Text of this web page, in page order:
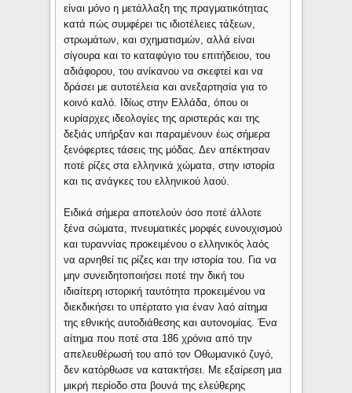
είναι μόνο η μετάλλαξη της πραγματικότητας
κατά πώς συμφέρει τις ιδιοτέλειες τάξεων,
στρωμάτων, και σχηματισμών, αλλά είναι
σίγουρα και το καταφύγιο του επιτήδειου, του
αδιάφορου, του ανίκανου να σκεφτεί και να
δράσει με αυτοτέλεια και ανεξαρτησία για το
κοινό καλό. Ιδίως στην Ελλάδα, όπου οι
κυρίαρχες ιδεολογίες της αριστεράς και της
δεξιάς υπήρξαν και παραμένουν έως σήμερα
ξενόφερτες τάσεις της μόδας. Δεν απέκτησαν
ποτέ ρίζες στα ελληνικά χώματα, στην ιστορία
και τις ανάγκες του ελληνικού λαού.
Ειδικά σήμερα αποτελούν όσο ποτέ άλλοτε
ξένα σώματα, πνευματικές μορφές ευνουχισμού
και τυραννίας προκειμένου ο ελληνικός λαός
να αρνηθεί τις ρίζες και την ιστορία του. Για να
μην συνειδητοποιήσει ποτέ την δική του
ιδιαίτερη ιστορική ταυτότητα προκειμένου να
διεκδικήσει το υπέρτατο για έναν λαό αίτημα
της εθνικής αυτοδιάθεσης και αυτονομίας. Ένα
αίτημα που ποτέ στα 186 χρόνια από την
απελευθέρωσή του από τον Οθωμανικό ζυγό,
δεν κατόρθωσε να κατακτήσει. Με εξαίρεση μια
μικρή περίοδο στα βουνά της ελεύθερης